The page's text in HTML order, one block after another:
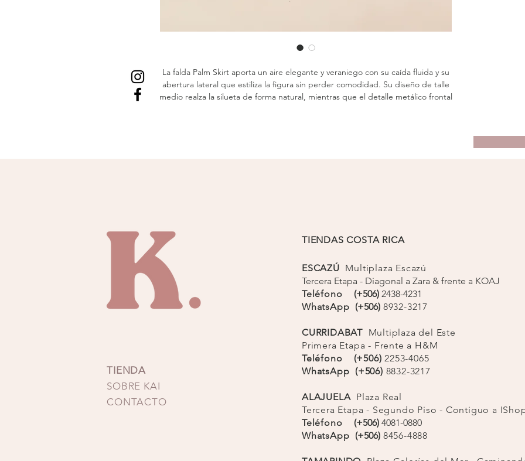
La falda Palm Skirt aporta un aire elegante y veraniego con su caída fluida y su
abertura lateral que estiliza la figura sin perder comodidad. Su diseño de talle
medio realza la silueta de forma natural, mientras que el detalle metálico frontal
TIENDA
SOBRE KAI
CONTACTO
TIENDAS COSTA RICA
ESCAZÚ Multiplaza Escazú
Tercera Etapa - Diagonal a Zara & frente a KOAJ
Teléfono (+506)2438-4231
WhatsApp (+506) 8932-3217
CURRIDABAT Multiplaza del Este
Primera Etapa - Frente a H&M
Teléfono (+506)2253-4065
WhatsApp (+506) 8832-3217
ALAJUELA Plaza Real
Tercera Etapa - Segundo Piso - Contiguo a
Teléfono (+506)4081-0880
WhatsApp (+506) 8456-4888